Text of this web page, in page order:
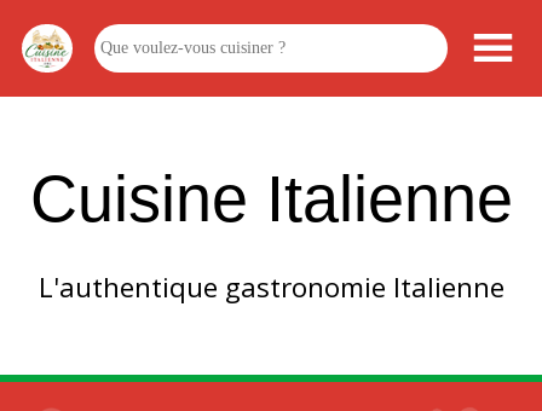
Cuisine Italienne
L'authentique gastronomie Italienne